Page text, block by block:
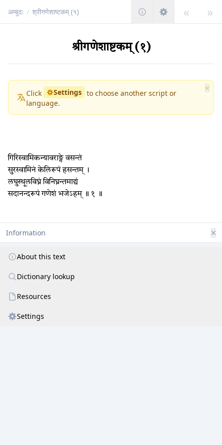
श्रीगणेशाष्टकम् (१)
Click Settings to choose another script or
language.
×
गिरिस्वामिकन्यावराङ्गे वसन्तं
सुरस्वामिनं केलिरूपं हसन्तम् ।
लघुस्थूलविघ्नं विनिघ्नन्तमाद्यं
सदानन्दरूपं गणेशं भजेऽहम् ॥ १ ॥
अम्बुदः / श्रीगणेशाष्टकम् (१) « »
Information ×
About this text
Dictionary lookup
Resources
Settings